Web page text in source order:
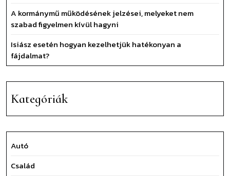
A kormánymű működésének jelzései, melyeket nem
szabad figyelmen kívül hagyni
Isiász esetén hogyan kezelhetjük hatékonyan a
fájdalmat?
Kategóriák
Autó
Család